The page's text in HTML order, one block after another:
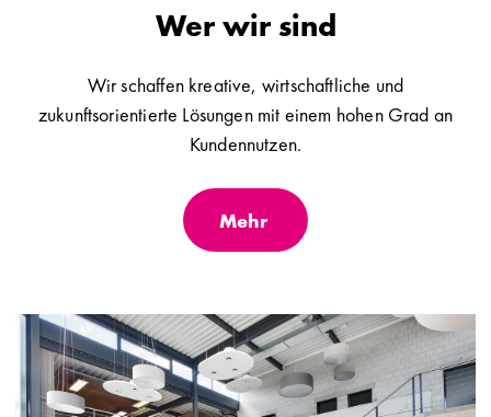
Wer wir sind
Wir schaffen kreative, wirtschaftliche und
zukunftsorientierte Lösungen mit einem hohen Grad an
Kundennutzen.
Mehr